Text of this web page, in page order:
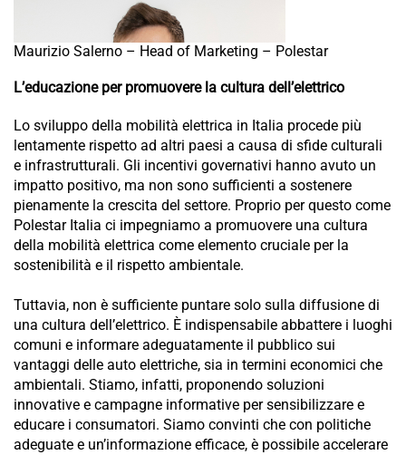
Maurizio Salerno – Head of Marketing – Polestar
L’educazione per promuovere la cultura dell’elettrico
Lo sviluppo della mobilità elettrica in Italia procede più
lentamente rispetto ad altri paesi a causa di sfide culturali
e infrastrutturali. Gli incentivi governativi hanno avuto un
impatto positivo, ma non sono sufficienti a sostenere
pienamente la crescita del settore. Proprio per questo come
Polestar Italia ci impegniamo a promuovere una cultura
della mobilità elettrica come elemento cruciale per la
sostenibilità e il rispetto ambientale.
Tuttavia, non è sufficiente puntare solo sulla diffusione di
una cultura dell’elettrico. È indispensabile abbattere i luoghi
comuni e informare adeguatamente il pubblico sui
vantaggi delle auto elettriche, sia in termini economici che
ambientali. Stiamo, infatti, proponendo soluzioni
innovative e campagne informative per sensibilizzare e
educare i consumatori. Siamo convinti che con politiche
adeguate e un’informazione efficace, è possibile accelerare